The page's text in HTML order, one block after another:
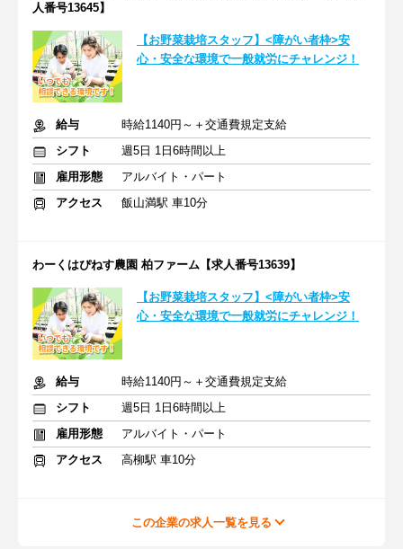
人番号13645】
【お野菜栽培スタッフ】<障がい者枠>安
心・安全な環境で一般就労にチャレンジ！
給与
時給1140円～＋交通費規定支給
シフト
週5日 1日6時間以上
雇用形態
アルバイト・パート
アクセス
飯山満駅 車10分
わーくはぴねす農園 柏ファーム【求人番号13639】
【お野菜栽培スタッフ】<障がい者枠>安
心・安全な環境で一般就労にチャレンジ！
給与
時給1140円～＋交通費規定支給
シフト
週5日 1日6時間以上
雇用形態
アルバイト・パート
アクセス
高柳駅 車10分
この企業の求人一覧を見る